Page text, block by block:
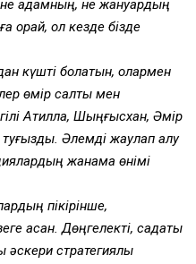
не адамның, не жануардың
орай, ол кезде бізде
күшті болатын, олармен
өмір салты мен
Атилла, Шыңғысхан, Әмір
Әлемді жаулап алу
жанама өнімі
пікірінше,
асқан. Дөңгелекті, садақты
әскери стратегиялық